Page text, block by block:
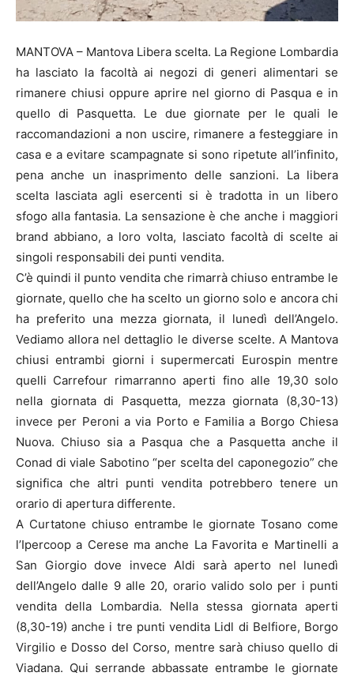
MANTOVA – Mantova Libera scelta. La Regione Lombardia
ha lasciato la facoltà ai negozi di generi alimentari se
rimanere chiusi oppure aprire nel giorno di Pasqua e in
quello di Pasquetta. Le due giornate per le quali le
raccomandazioni a non uscire, rimanere a festeggiare in
casa e a evitare scampagnate si sono ripetute all’infinito,
pena anche un inasprimento delle sanzioni. La libera
scelta lasciata agli esercenti si è tradotta in un libero
sfogo alla fantasia. La sensazione è che anche i maggiori
brand abbiano, a loro volta, lasciato facoltà di scelte ai
singoli responsabili dei punti vendita.
C’è quindi il punto vendita che rimarrà chiuso entrambe le
giornate, quello che ha scelto un giorno solo e ancora chi
ha preferito una mezza giornata, il lunedì dell’Angelo.
Vediamo allora nel dettaglio le diverse scelte. A Mantova
chiusi entrambi giorni i supermercati Eurospin mentre
quelli Carrefour rimarranno aperti fino alle 19,30 solo
nella giornata di Pasquetta, mezza giornata (8,30-13)
invece per Peroni a via Porto e Familia a Borgo Chiesa
Nuova. Chiuso sia a Pasqua che a Pasquetta anche il
Conad di viale Sabotino “per scelta del caponegozio” che
significa che altri punti vendita potrebbero tenere un
orario di apertura differente.
A Curtatone chiuso entrambe le giornate Tosano come
l’Ipercoop a Cerese ma anche La Favorita e Martinelli a
San Giorgio dove invece Aldi sarà aperto nel lunedì
dell’Angelo dalle 9 alle 20, orario valido solo per i punti
vendita della Lombardia. Nella stessa giornata aperti
(8,30-19) anche i tre punti vendita Lidl di Belfiore, Borgo
Virgilio e Dosso del Corso, mentre sarà chiuso quello di
Viadana. Qui serrande abbassate entrambe le giornate